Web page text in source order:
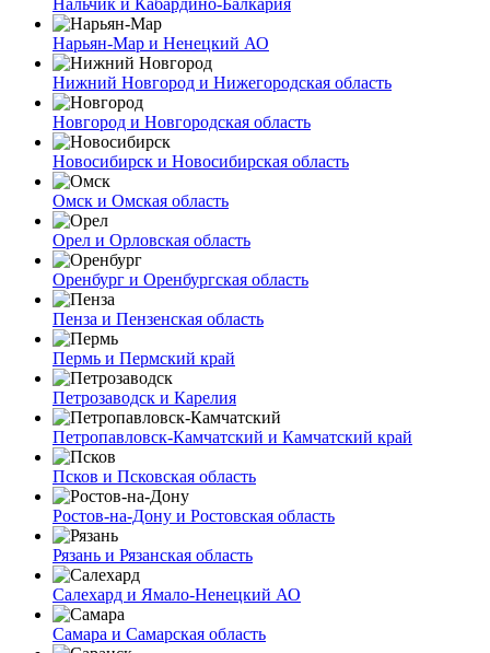
Нальчик и Кабардино-Балкария
Нарьян-Мар и Ненецкий АО
Нижний Новгород и Нижегородская область
Новгород и Новгородская область
Новосибирск и Новосибирская область
Омск и Омская область
Орел и Орловская область
Оренбург и Оренбургская область
Пенза и Пензенская область
Пермь и Пермский край
Петрозаводск и Карелия
Петропавловск-Камчатский и Камчатский край
Псков и Псковская область
Ростов-на-Дону и Ростовская область
Рязань и Рязанская область
Салехард и Ямало-Ненецкий АО
Самара и Самарская область